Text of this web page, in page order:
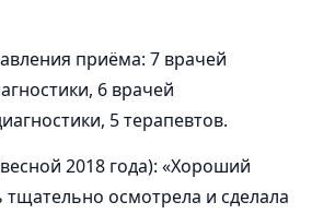
приёма: 7 врачей
6 врачей
5 терапевтов.
2018 года): «Хороший
осмотрела и сделала